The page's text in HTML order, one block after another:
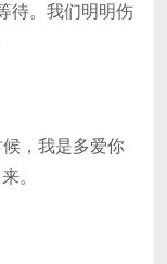
。我们明明伤
，我是多爱你
。